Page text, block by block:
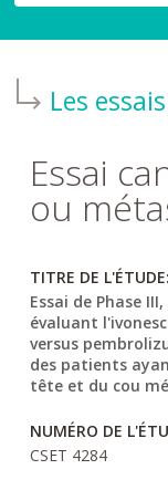
Les
Essai
ou
TITRE DE L'ÉTUDE:
Essai de Phase
évaluant
versus
des patients
tête et du cou
NUMÉRO DE
CSET 4284